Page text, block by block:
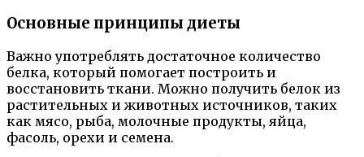
Основные принципы диеты
Важно употреблять достаточное количество
белка, который помогает построить и
восстановить ткани. Можно получить белок из
растительных и животных источников, таких
как мясо, рыба, молочные продукты, яйца,
фасоль, орехи и семена.